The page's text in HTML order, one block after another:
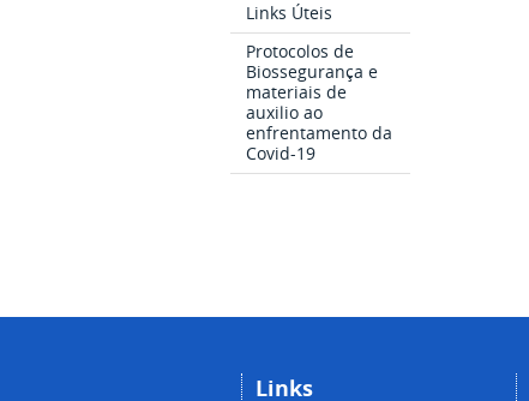
Links Úteis
Protocolos de
Biossegurança e
materiais de
auxilio ao
enfrentamento da
Covid-19
Links